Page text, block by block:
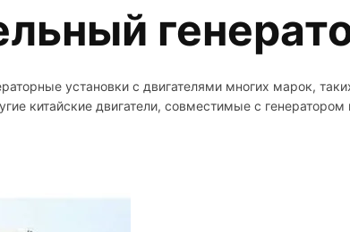
установки с двигателями многих марок,
китайские двигатели, совместимые с